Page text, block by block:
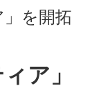
を開拓
ア」